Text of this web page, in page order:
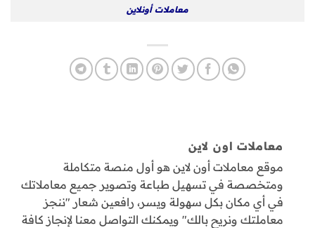
معاملات أونلاين
معاملات اون لاين
موقع معاملات أون لاين هو أول منصة متكاملة
ومتخصصة في تسهيل طباعة وتصوير جميع معاملاتك
في أي مكان بكل سهولة ويسر، رافعين شعار "ننجز
معاملتك ونريح بالك" ويمكنك التواصل معنا لإنجاز كافة